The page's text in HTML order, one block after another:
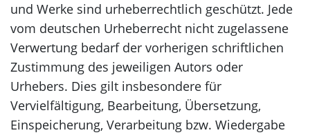
und Werke sind urheberrechtlich geschützt. Jede
vom deutschen Urheberrecht nicht zugelassene
Verwertung bedarf der vorherigen schriftlichen
Zustimmung des jeweiligen Autors oder
Urhebers. Dies gilt insbesondere für
Vervielfältigung, Bearbeitung, Übersetzung,
Einspeicherung, Verarbeitung bzw. Wiedergabe